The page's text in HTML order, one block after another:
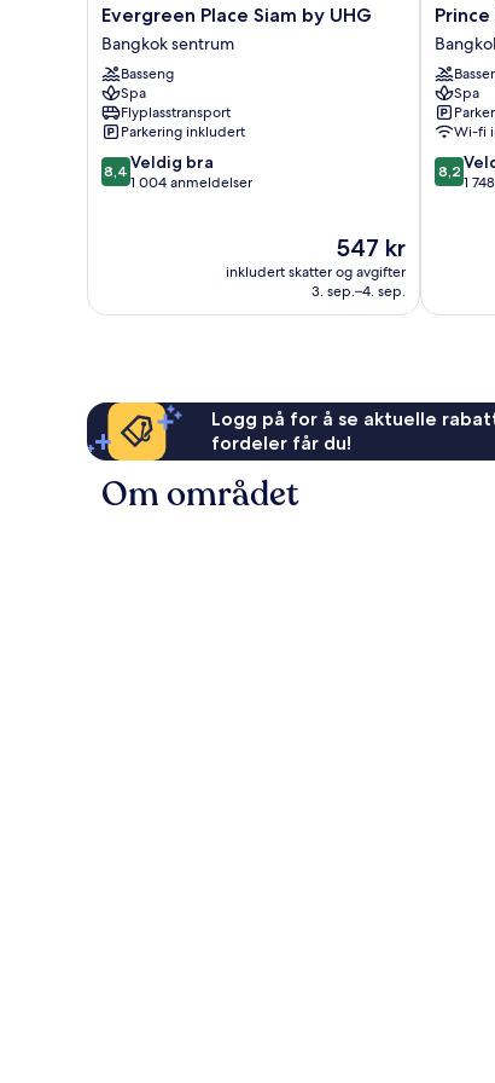
Evergreen
Place
Siam
by
UHG
Bangkok
sentrum
Evergreen Place Siam by UHG
Bangkok sentrum
Basseng
Spa
Flyplasstransport
Parkering inkludert
8.4
av
8,4 Veldig bra
1 004 anmeldelser
Prisen
547 kr
547 kr
inkludert skatter og avgifter
3. sep.–4. sep.
Prince
Palace
Hotel
Bangkok
sentrum
Spa
Wi-fi
8.2
av
8,2
1
Logg på for å se aktuelle
fordeler får du!
Om området